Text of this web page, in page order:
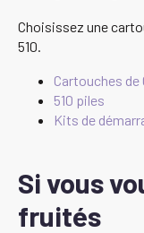
Choisissez une
510.
Cartouches
510 piles
Kits de
Si vous
fruités